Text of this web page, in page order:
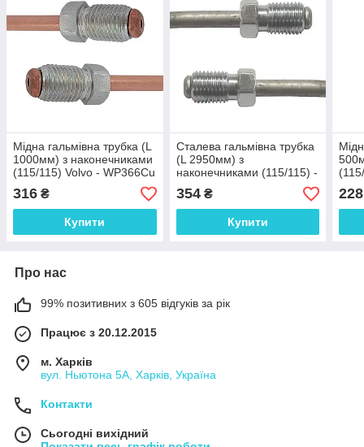
Мідна гальмівна трубка (L
1000мм) з наконечниками
(115/115) Volvo - WP366Cu
316 ₴
Купити
Сталева гальмівна трубка
(L 2950мм) з
наконечниками (115/115) -
WP805Zn
354₴
Купити
228
Про нас
99% позитивних з 605 відгуків за рік
Працює з 20.12.2015
м. Харків
вул. Ньютона 5А, Харків, Україна
Контакти
Сьогодні вихідний